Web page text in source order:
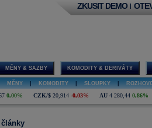
ZKUSIT DEMO |
MĚNY & SAZBY KOMODITY & DERIVÁTY
MĚNY KOMODITY SLOUPKY
0,00% CZK/$ 20,914 -0,03% AU 4 280,44 0,86%
články